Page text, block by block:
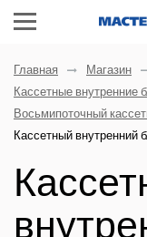
Главная Магазин
Кассетные внутренние
Восьмипоточный
Кассетный внутренний